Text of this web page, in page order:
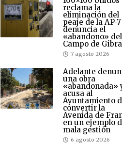
reclama la
eliminación del
peaje de la AP-
denuncia el
«abandono» del
Campo de
7 agosto 2026
Adelante
una obra
«abandonada»
acusa al
Ayuntamiento
convertir la
Avenida de
en un ejemplo
mala gestión
6 agosto 2026